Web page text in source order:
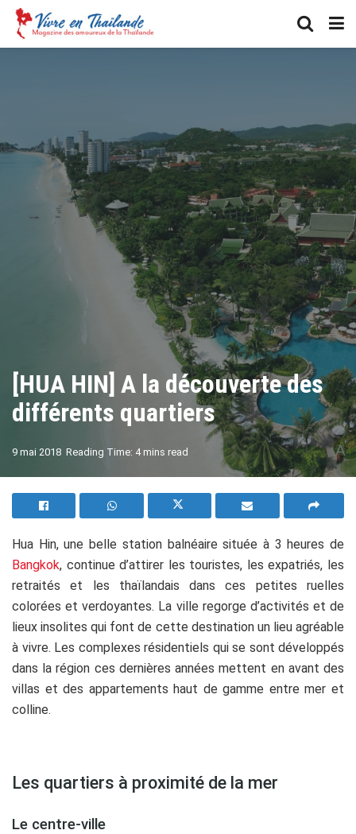
[HUA HIN] A la découverte des
différents quartiers
9 mai 2018 Reading Time: 4 mins read AA
Hua Hin, une belle station balnéaire située à 3 heures de
Bangkok, continue d’attirer les touristes, les expatriés, les
retraités et les thaïlandais dans ces petites ruelles
colorées et verdoyantes. La ville regorge d’activités et de
lieux insolites qui font de cette destination un lieu agréable
à vivre. Les complexes résidentiels qui se sont développés
dans la région ces dernières années mettent en avant des
villas et des appartements haut de gamme entre mer et
colline.
Les quartiers à proximité de la mer
Le centre-ville